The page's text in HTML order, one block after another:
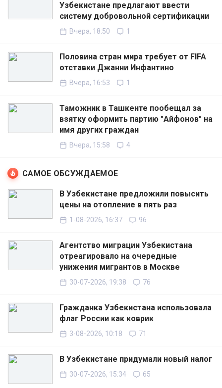
Узбекистане предлагают ввести
систему добровольной сертификации
Вчера, 18:50 1
Половина стран мира требует от FIFA
отставки Джанни Инфантино
Вчера, 16:53 1
Таможник в Ташкенте пообещал за
взятку оформить партию "Айфонов" на
имя других граждан
Вчера, 15:58 4
САМОЕ ОБСУЖДАЕМОЕ
В Узбекистане предложили повысить
цены на отопление в пять раз
1-08-2026, 16:37 96
Агентство миграции Узбекистана
отреагировало на очередные
унижения мигрантов в Москве
30-07-2026, 19:38 76
Гражданка Узбекистана использовала
флаг России как коврик
3-08-2026, 10:18 71
В Узбекистане придумали новый налог
30-07-2026, 15:34 65